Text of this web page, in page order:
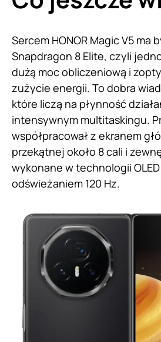
Sercem HONOR Magic V5 ma
Snapdragon 8 Elite, czyli
dużą moc obliczeniową i
zużycie energii. To dobra
które liczą na płynność
intensywnym multitaskingu.
współpracował z ekranem
przekątnej około 8 cali i
wykonane w technologii OLED
odświeżaniem 120 Hz.